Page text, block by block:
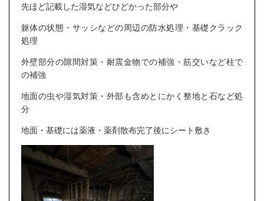
先ほど記載した湿気などひどかった部分や
躯体の状態・サッシなどの周辺の防水処理・基礎クラック
処理
外壁部分の隙間対策・耐震金物での補強・筋交いなど柱で
の補強
地面の虫や湿気対策・外部も含めとにかく整地と石など処
分
地面・基礎には薬液・薬剤散布完了後にシート敷き